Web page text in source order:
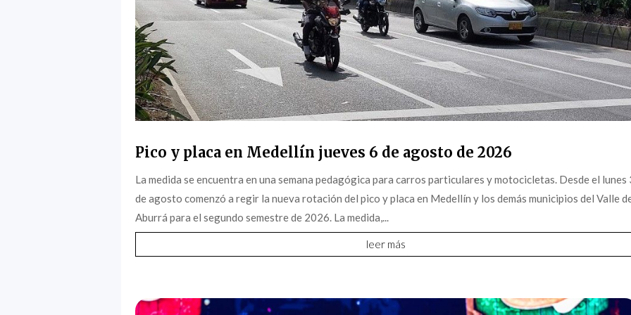
Pico y placa en Medellín jueves 6 de agosto de 2026
La medida se encuentra en una semana pedagógica para carros particulares y motocicletas. Desde el lunes
de agosto comenzó a regir la nueva rotación del pico y placa en Medellín y los demás municipios del Valle
Aburrá para el segundo semestre de 2026. La medida,...
leer más